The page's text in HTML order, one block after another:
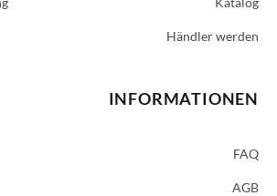
Händler werden
INFORMATIONEN
FAQ
AGB